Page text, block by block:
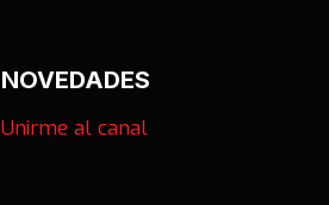
NOVEDADES
Unirme al canal